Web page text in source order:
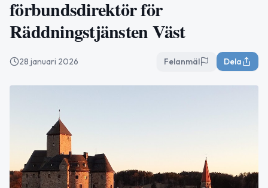
förbundsdirektör för
Räddningstjänsten Väst
28 januari 2026 Felanmäl Dela